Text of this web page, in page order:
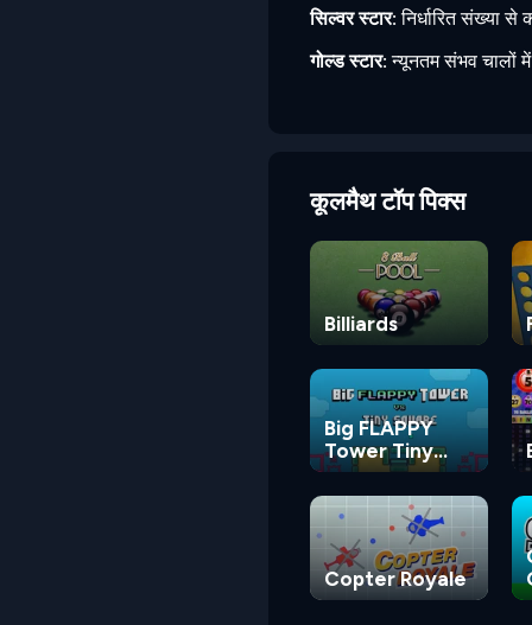
सिल्वर स्टार: निर्धारित संख्या
गोल्ड स्टार: न्यूनतम संभव चालों
कूलमैथ टॉप पिक्स
Billiards
Big FLAPPY
Tower Tiny
Square
Copter Royale